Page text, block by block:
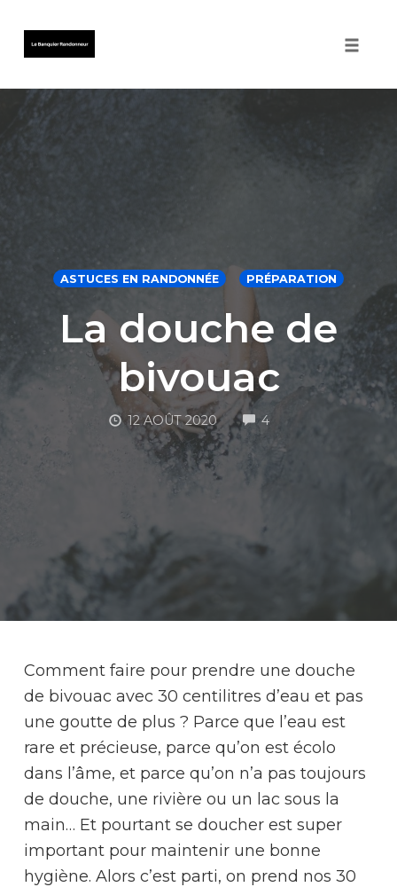
Skip
content
ASTUCES EN RANDONNÉE PRÉPARATION
La douche de
bivouac
12 AOÛT 2020 4COMMENTS
Comment faire pour prendre une douche
de bivouac avec 30 centilitres d’eau et pas
une goutte de plus ? Parce que l’eau est
rare et précieuse, parce qu’on est écolo
dans l’âme, et parce qu’on n’a pas toujours
de douche, une rivière ou un lac sous la
main… Et pourtant se doucher est super
important pour maintenir une bonne
hygiène. Alors c’est parti, on prend nos 30